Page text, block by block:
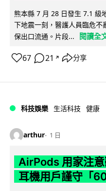
熊本縣 7 月 28 日發生 7.1 級
下地震一刻，醫護人員臨危不
保出口流通。片段...
閱讀全
67 21 ↗ 分享
科技娛樂 生活科技 健康
arthur 1 日
AirPods 用家注
耳機用戶謹守「